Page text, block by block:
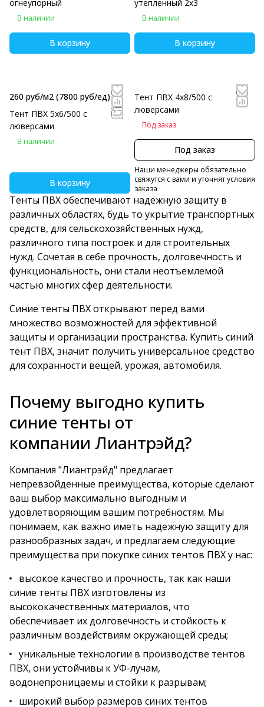
огнеупорный
В наличии
В корзину
утепленный 2х3
В наличии
В корзину
260 руб/м2 (7800 руб/eд)
Тент ПВХ 5х6/500 с
люверсами
В наличии
В корзину
Тент ПВХ 4х8/500 с
люверсами
Под заказ
Под заказ
Наши менеджеры обязательно
свяжутся с вами и уточнят условия
заказа
Тенты ПВХ обеспечивают надежную защиту в
различных областях, будь то укрытие транспортных
средств, для сельскохозяйственных нужд,
различного типа построек и для строительных
нужд. Сочетая в себе прочность, долговечность и
функциональность, они стали неотъемлемой
частью многих сфер деятельности.
Синие тенты ПВХ открывают перед вами
множество возможностей для эффективной
защиты и организации пространства. Купить синий
тент ПВХ, значит получить универсальное средство
для сохранности вещей, урожая, автомобиля.
Почему выгодно купить
синие тенты от
компании Лиантрэйд?
Компания "Лиантрэйд" предлагает
непревзойденные преимущества, которые сделают
ваш выбор максимально выгодным и
удовлетворяющим вашим потребностям. Мы
понимаем, как важно иметь надежную защиту для
разнообразных задач, и предлагаем следующие
преимущества при покупке синих тентов ПВХ у нас:
высокое качество и прочность, так как наши
синие тенты ПВХ изготовлены из
высококачественных материалов, что
обеспечивает их долговечность и стойкость к
различным воздействиям окружающей среды;
уникальные технологии в производстве тентов
ПВХ, они устойчивы к УФ-лучам,
водонепроницаемы и стойки к разрывам;
широкий выбор размеров синих тентов